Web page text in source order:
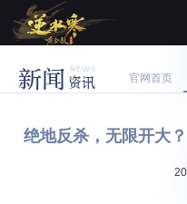
新闻 资讯
NEWS
官网首页
绝地反杀，无限开大